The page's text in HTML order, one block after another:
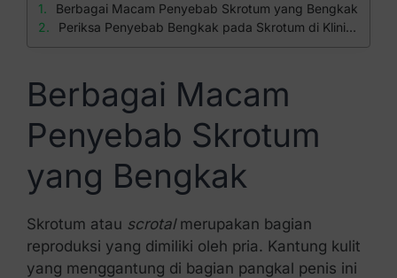
Berbagai Macam Penyebab Skrotum yang Bengkak
Periksa Penyebab Bengkak pada Skrotum di Klinik Apollo
Berbagai Macam
Penyebab Skrotum
yang Bengkak
Skrotum atau scrotal merupakan bagian
reproduksi yang dimiliki oleh pria. Kantung kulit
yang menggantung di bagian pangkal penis ini